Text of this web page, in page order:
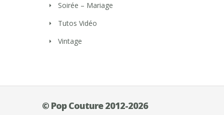
Soirée – Mariage
Tutos Vidéo
Vintage
© Pop Couture 2012-2026